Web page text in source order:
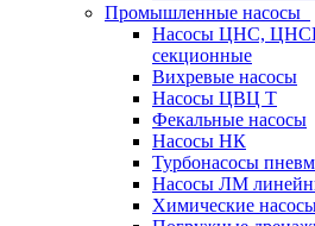
Промышленные насосы
Насосы ЦНС, ЦНСГ
секционные
Вихревые насосы
Насосы ЦВЦ Т
Фекальные насосы
Насосы НК
Турбонасосы
Насосы ЛМ
Химические